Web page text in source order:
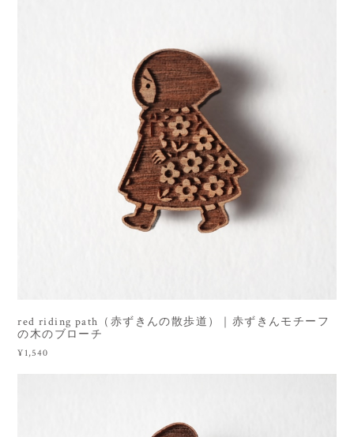
red riding path（赤ずきんの散歩道）｜赤ずきんモチーフ
の木のブローチ
¥1,540